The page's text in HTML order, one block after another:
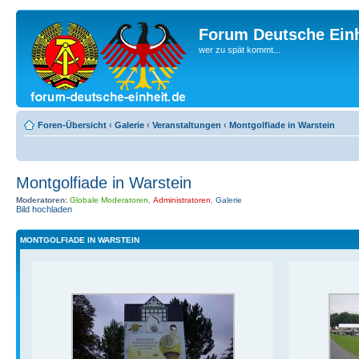
Forum Deutsche
wer zu spät kommt...
Foren-Übersicht ‹ Galerie ‹ Veranstaltungen ‹ Montgolfiade in Warstein
Montgolfiade in Warstein
Moderatoren: Globale Moderatoren Administratoren Galerie
Bild hochladen
MONTGOLFIADE IN WARSTEIN